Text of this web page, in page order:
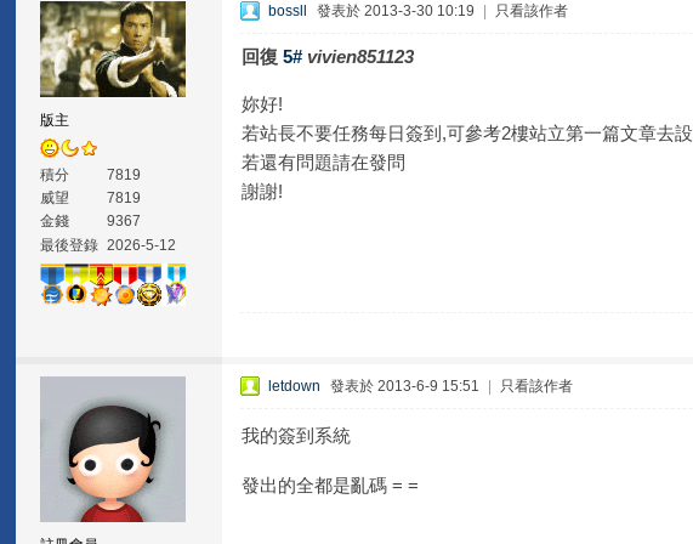
版主
積分
7819
威望
7819
金錢
9367
最後登錄 2026-5-12
bossll 發表於 2013-3-30 10:19 只看該作者
回復5# vivien851123
妳好!
若站長不要任務每日簽到,可參考2樓站立第一篇文章去
若還有問題請在發問
謝謝!
letdown 發表於 2013-6-9 15:51 只看該作者
我的簽到系統
發出的全都是亂碼 = =